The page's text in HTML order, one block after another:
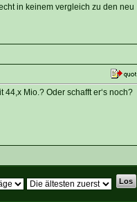
in keinem vergleich zu den neu
Mio.? Oder schafft er‘s noch?